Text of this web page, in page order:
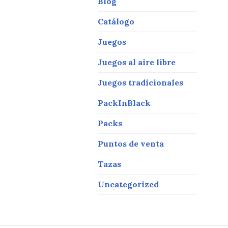
Catálogo
Juegos
Juegos al aire libre
Juegos tradicionales
PackInBlack
Packs
Puntos de venta
Tazas
Uncategorized